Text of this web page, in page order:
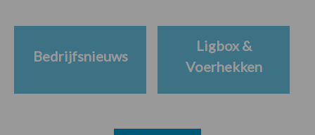
Bedrijfsnieuws
Ligbox &
Voerhekken